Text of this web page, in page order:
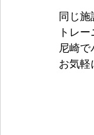
同じ
トレ
尼崎
お気軽